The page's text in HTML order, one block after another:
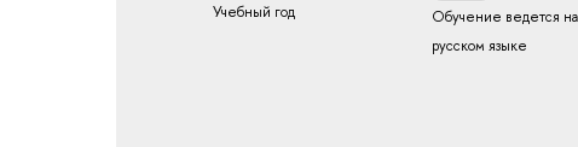
Учебный год
Обучение ведется на
русском языке